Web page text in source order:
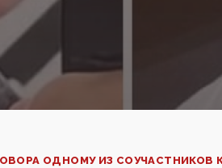
ОДНОМУ ИЗ СОУЧАСТНИКОВ